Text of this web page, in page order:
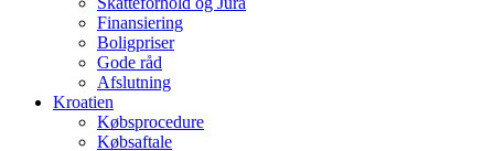
Finansiering
Boligpriser
Gode råd
Afslutning
Kroatien
Købsprocedure
Købsaftale